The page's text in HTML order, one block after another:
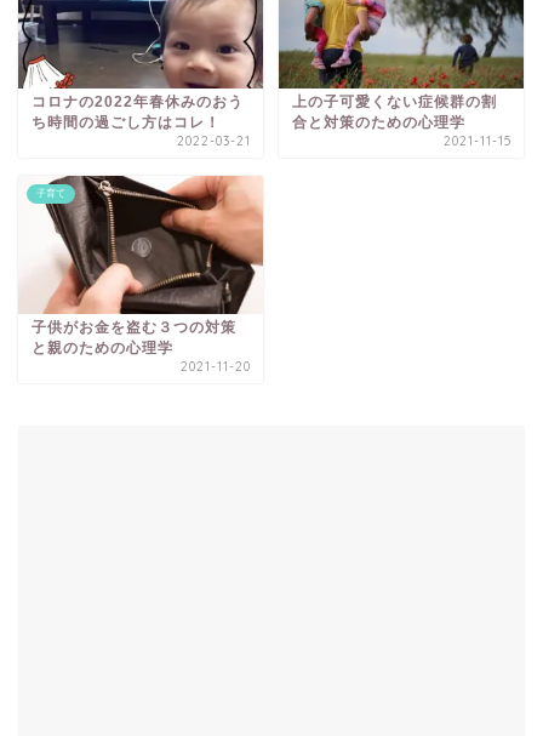
コロナの2022年春休みのおう
ち時間の過ごし方はコレ！
2022-03-21
上の子可愛くない症候群の割
合と対策のための心理学
2021-11-15
子育て
子供がお金を盗む３つの対策
と親のための心理学
2021-11-20